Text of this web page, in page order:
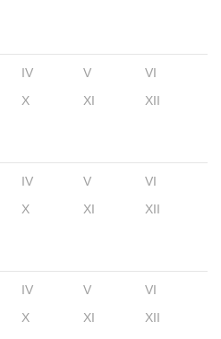
IV V
VI
X XI XII
IV V
VI
X XI XII
IV V
VI
X XI XII